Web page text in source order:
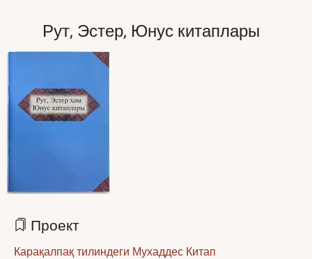
Рут, Эстер, Юнус китаплары
Проект
Карақалпақ тилиндеги Мухаддес Китап